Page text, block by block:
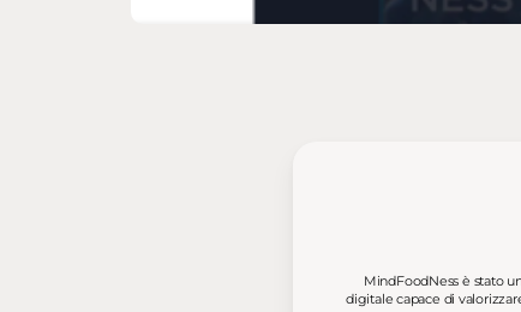
MindFoodNess è stato
digitale capace di